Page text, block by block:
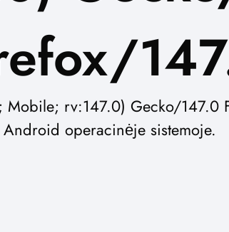
rv:147.0) Gecko/147.0
Android operacinėje sistemoje.